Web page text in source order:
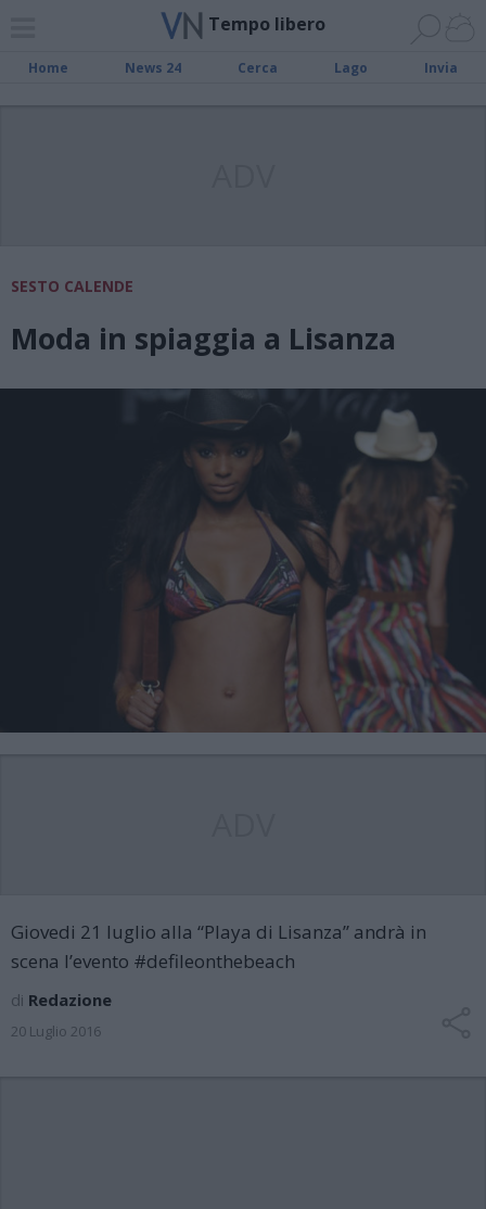
Tempo libero
Home News 24 Cerca Lago Invia
SESTO CALENDE
Moda in spiaggia a Lisanza
Giovedi 21 luglio alla “Playa di Lisanza” andrà in
scena l’evento #defileonthebeach
di Redazione
20 Luglio 2016